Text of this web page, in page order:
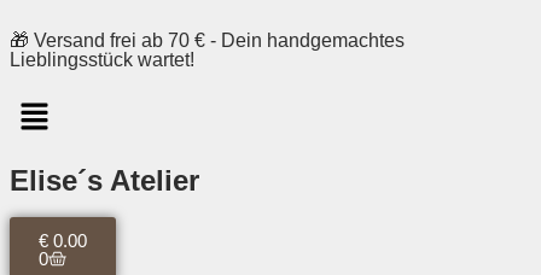
🎁 Versand frei ab 70 € - Dein handgemachtes
Lieblingsstück wartet!
Elise´s Atelier
€ 0.00
0